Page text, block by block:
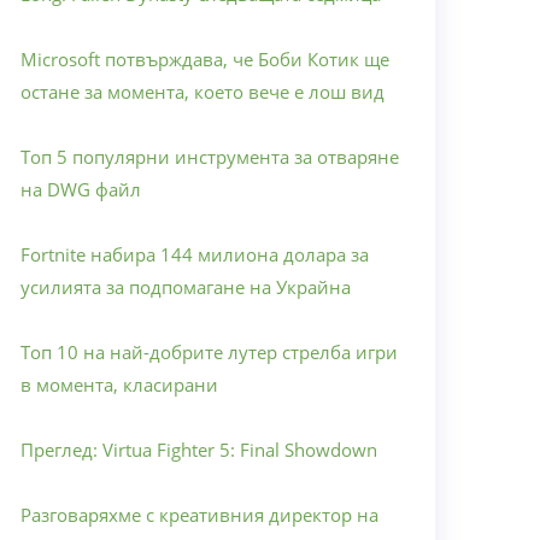
Microsoft потвърждава, че Боби Котик ще
остане за момента, което вече е лош вид
Топ 5 популярни инструмента за отваряне
на DWG файл
Fortnite набира 144 милиона долара за
усилията за подпомагане на Украйна
Топ 10 на най-добрите лутер стрелба игри
в момента, класирани
Преглед: Virtua Fighter 5: Final Showdown
Разговаряхме с креативния директор на